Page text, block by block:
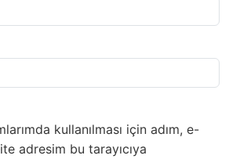
kullanılması için adım, e-
adresim bu tarayıcıya